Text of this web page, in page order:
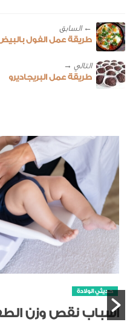
← ‎السابق
طريقة عمل الفول
طريقة عمل البريجاديرو
حديثي الولادة
أسباب نقص وزن